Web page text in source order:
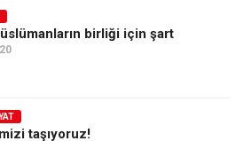
birliği için şart
taşıyoruz!